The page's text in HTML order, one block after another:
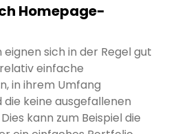
Homepage-
sich in der Regel gut
einfache
in ihrem Umfang
keine ausgefallenen
kann zum Beispiel die